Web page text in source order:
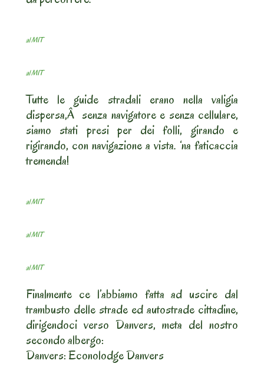
al MIT
al MIT
Tutte le guide stradali erano nella valigia
dispersa,Â senza navigatore e senza cellulare,
siamo stati presi per dei folli, girando e
rigirando, con navigazione a vista. ‘na faticaccia
tremenda!
al MIT
al MIT
al MIT
Finalmente ce l’abbiamo fatta ad uscire dal
trambusto delle strade ed autostrade cittadine,
dirigendoci verso Danvers, meta del nostro
secondo albergo:
Danvers: Econolodge Danvers